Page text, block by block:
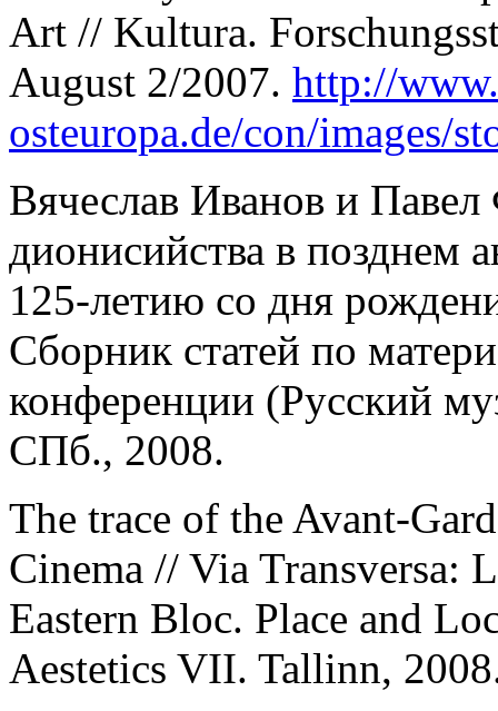
Art // Kultura.
August 2/2007. http://
osteuropa.de/con/images/
Вячеслав Иванов и
дионисийства в позднем
125-летию со дня
Сборник статей по
конференции (Русский
СПб., 2008.
The trace of the Avant-
Cinema // Via Transversa:
Eastern Bloc. Place and
Aestetics VII. Tallinn,